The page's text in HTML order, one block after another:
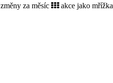
změny za měsíc akce jako mřížka